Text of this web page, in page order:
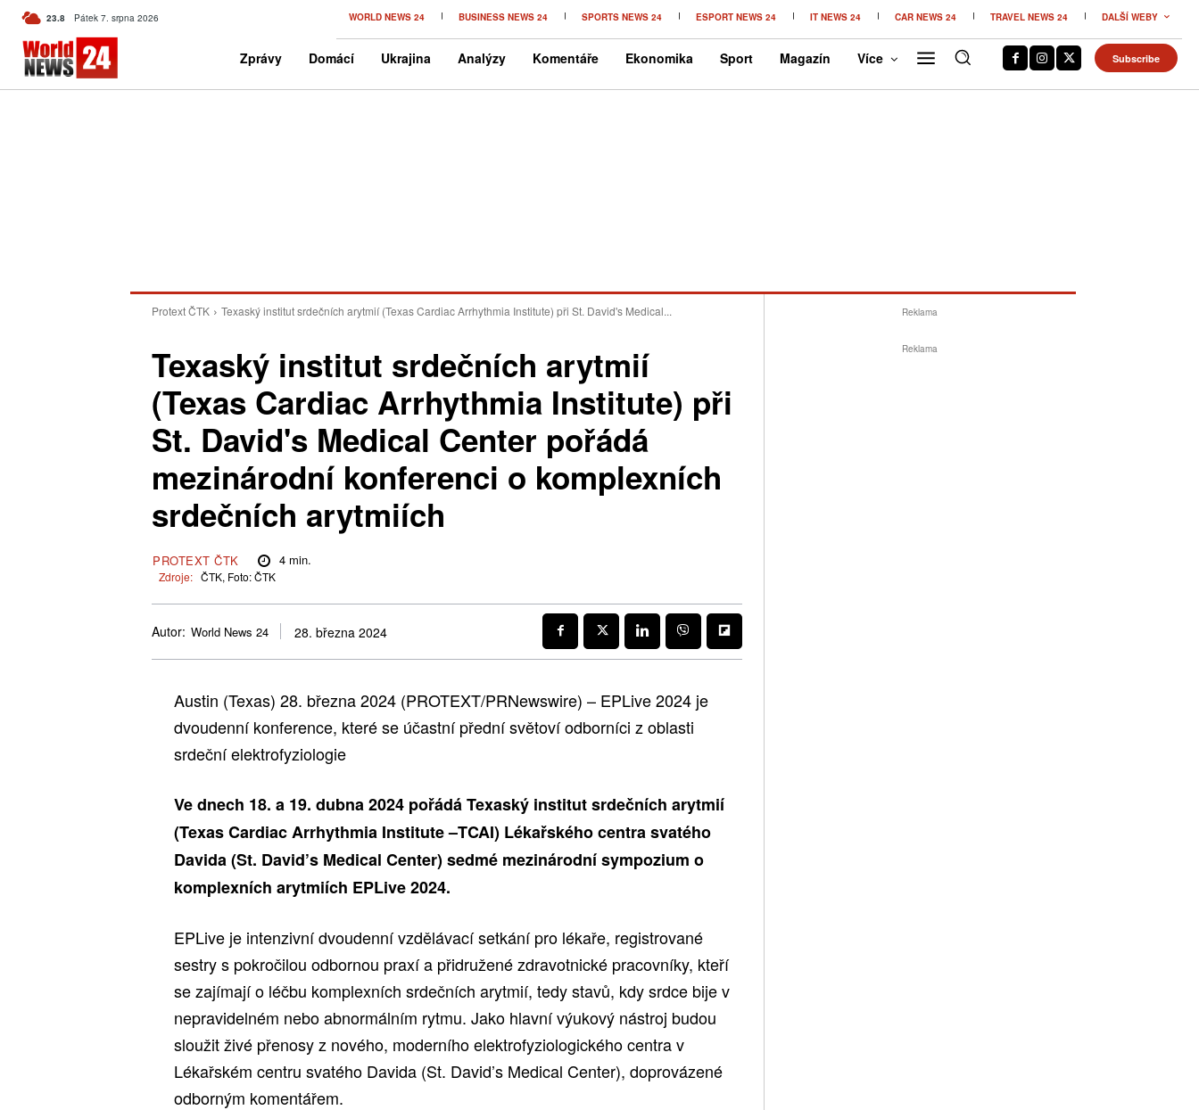
23.8 C Czech
Pátek 7. srpna 2026 WORLD NEWS 24 BUSINESS NEWS 24 SPORTS NEWS 24 ESPORT NEWS 24 IT NEWS 24 CAR NEWS 24 TRAVEL NEWS 24 DALŠÍ WEBY
Zprávy Domácí Ukrajina Analýzy Komentáře Ekonomika Sport Magazín Více Subscribe
Protext ČTK Texaský institut srdečních arytmií (Texas Cardiac Arrhythmia Institute) při St. David's Medical...
Texaský institut srdečních arytmií
(Texas Cardiac Arrhythmia Institute) při
St. David's Medical Center pořádá
mezinárodní konferenci o komplexních
srdečních arytmiích
PROTEXT ČTK 4min.
Zdroje: ČTK, Foto: ČTK
Autor: World News 24 28. března 2024
Austin (Texas) 28. března 2024 (PROTEXT/PRNewswire) – EPLive 2024 je
dvoudenní konference, které se účastní přední světoví odborníci z oblasti
srdeční elektrofyziologie
Ve dnech 18. a 19. dubna 2024 pořádá Texaský institut srdečních arytmií
(Texas Cardiac Arrhythmia Institute –TCAI) Lékařského centra svatého
Davida (St. David’s Medical Center) sedmé mezinárodní sympozium o
komplexních arytmiích EPLive 2024.
EPLive je intenzivní dvoudenní vzdělávací setkání pro lékaře, registrované
sestry s pokročilou odbornou praxí a přidružené zdravotnické pracovníky, kteří
se zajímají o léčbu komplexních srdečních arytmií, tedy stavů, kdy srdce bije v
nepravidelném nebo abnormálním rytmu. Jako hlavní výukový nástroj budou
sloužit živé přenosy z nového, moderního elektrofyziologického centra v
Lékařském centru svatého Davida (St. David’s Medical Center), doprovázené
odborným komentářem.
Reklama
Reklama